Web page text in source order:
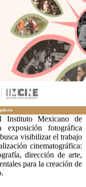
Instituto Mexicano de
exposición fotográfica
visibilizar el trabajo
cinematográfica:
dirección de arte,
para la creación de